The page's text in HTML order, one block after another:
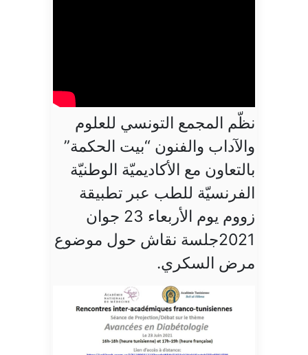
نظّم المجمع التونسي للعلوم
والآداب والفنون “بيت الحكمة”
بالتعاون مع الأكاديميّة الوطنيّة
الفرنسيّة للطب عبر تطبيقة
زووم يوم الأربعاء 23 جوان
2021جلسة نقاش حول موضوع
مرض السكري.